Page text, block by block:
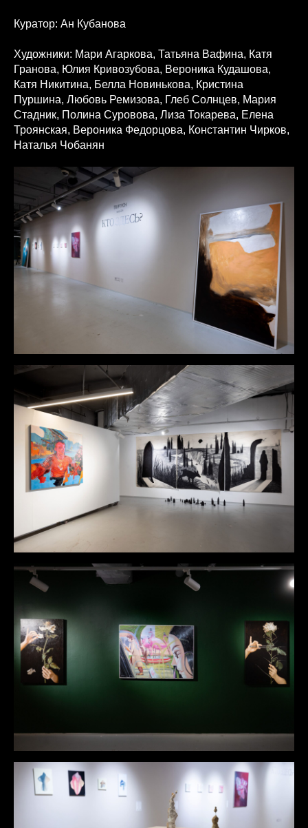
Куратор: Ан Кубанова
Художники: Мари Агаркова, Татьяна Вафина, Катя
Гранова, Юлия Кривозубова, Вероника Кудашова,
Катя Никитина, Белла Новинькова, Кристина
Пуршина, Любовь Ремизова, Глеб Солнцев, Мария
Стадник, Полина Суровова, Лиза Токарева, Елена
Троянская, Вероника Федорцова, Константин Чирков,
Наталья Чобанян